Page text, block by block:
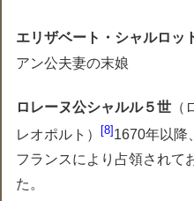
エリザベート・シャルロッ
アン公夫妻の末娘
ロレーヌ公シャルル５世
レオポルト）
8 1670年以降
フランスにより占領されて
た。